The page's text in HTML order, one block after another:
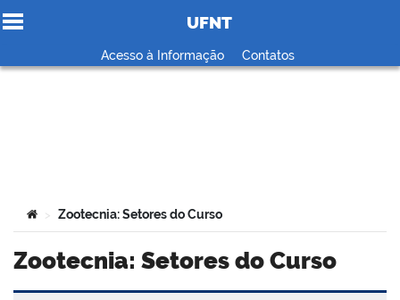
Ir para o conteúdo
UFNT
Acesso à Informação Contatos
Você está aqui:
> Zootecnia: Setores do Curso
Zootecnia: Setores do Curso